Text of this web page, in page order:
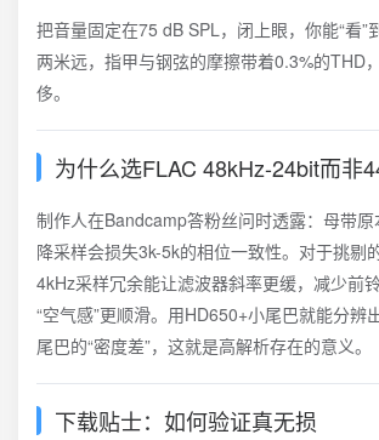
把音量固定在75 dB SPL，闭上眼，你能“看”
两米远，指甲与钢弦的摩擦带着0.3%的THD
侈。
为什么选FLAC 48kHz-24bit而非
制作人在Bandcamp答粉丝问时透露：母带原
降采样会损失3k-5k的相位一致性。对于挑剔
4kHz采样冗余能让滤波器斜率更缓，减少前
“空气感”更顺滑。用HD650+小尾巴就能分辨
尾巴的“密度差”，这就是高解析存在的意义。
下载贴士：如何验证真无损